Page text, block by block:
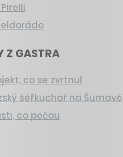
eldorádo
Z GASTRA
co se zvrtnul
šéfkuchař na Šumavě
co pečou